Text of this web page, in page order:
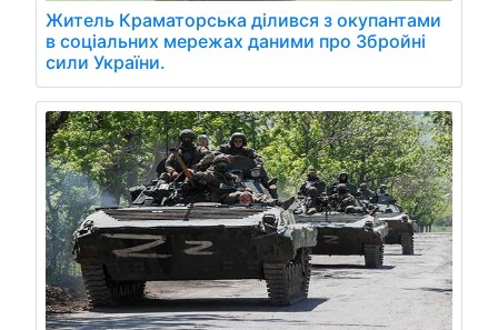
Житель Краматорська ділився з окупантами
в соціальних мережах даними про Збройні
сили України.